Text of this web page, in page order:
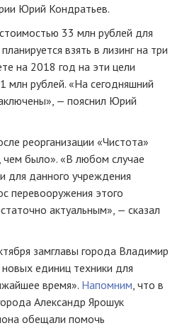
Юрий Кондратьев.
33 млн рублей для
взять в лизинг на три
на 2018 год на эти цели
млн рублей. «На сегодняшний
— пояснил Юрий
реорганизации «Чистота»
чем было». «В любом случае
для данного учреждения
перевооружения этого
актуальным», — сказал
замглавы города Владимир
единиц техники для
время». Напомним, что в
Александр Ярошук
обещали помочь